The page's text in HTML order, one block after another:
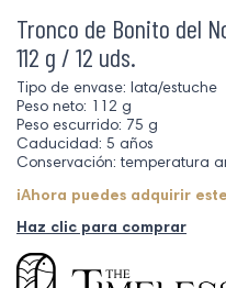
Tronco de Bonito del
112 g / 12 uds.
Tipo de envase: lata/estuche
Peso neto: 112 g
Peso escurrido: 75 g
Caducidad: 5 años
Conservación: temperatura
¡Ahora puedes adquirir
Haz clic para comprar